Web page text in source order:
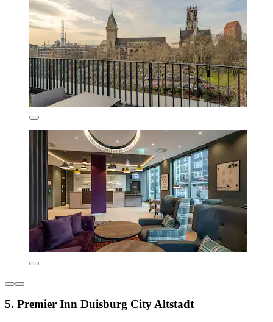
5. Premier Inn Duisburg City Altstadt